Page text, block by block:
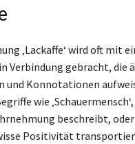
‚Lackaffe‘ wird oft mit
Verbindung gebracht, die
und Konnotationen
wie
beschreibt, oder
Positivität